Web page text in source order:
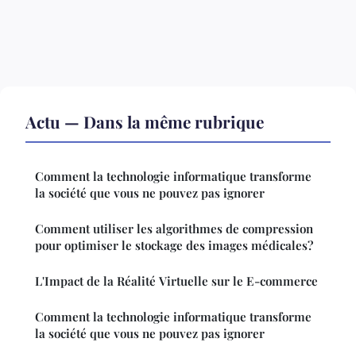
Actu — Dans la même rubrique
Comment la technologie informatique transforme
la société que vous ne pouvez pas ignorer
Comment utiliser les algorithmes de compression
pour optimiser le stockage des images médicales?
L'Impact de la Réalité Virtuelle sur le E-commerce
Comment la technologie informatique transforme
la société que vous ne pouvez pas ignorer